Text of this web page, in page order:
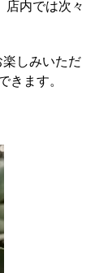
内では次々
しみいただ
ます。